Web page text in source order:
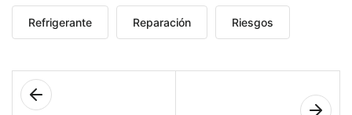
Refrigerante Reparación Riesgos